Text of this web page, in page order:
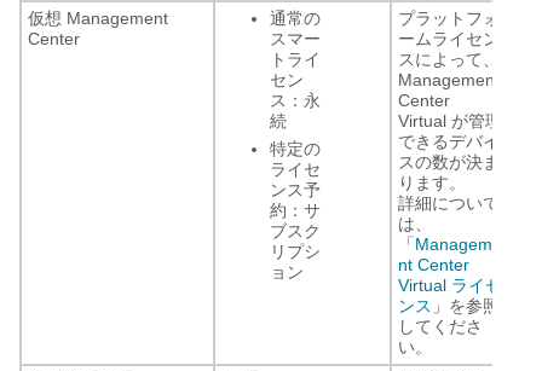
仮想 Management
Center
通常の
スマー
トライ
セン
ス：永
続
特定の
ライセ
ンス予
約：サ
ブスク
リプシ
ョン
プラットフォ
ームライセン
スによって、
Management
Center
Virtual が管理
できるデバイ
スの数が決ま
ります。
詳細について
は、
「 Manageme
nt Center
Virtual ライセ
ンス 」を参照
してくださ
い。